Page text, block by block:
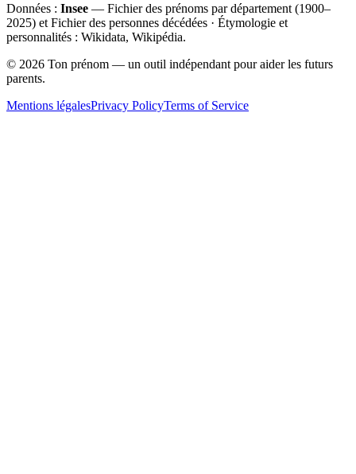
Données : Insee — Fichier des prénoms par département (1900–
2025) et Fichier des personnes décédées · Étymologie et
personnalités : Wikidata, Wikipédia.
© 2026 Ton prénom — un outil indépendant pour aider les futurs
parents.
Mentions légalesPrivacy PolicyTerms of Service